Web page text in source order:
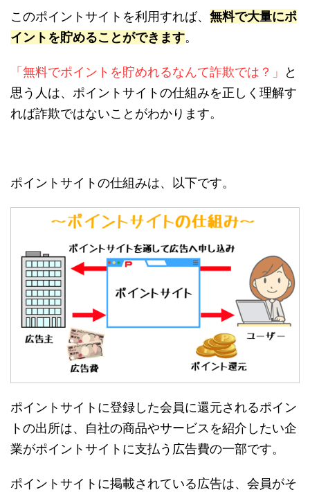
このポイントサイトを利用すれば、 無料で大量にポ
イントを貯めることができます。
「無料でポイントを貯めれるなんて詐欺では？」
と
思う人は、ポイントサイトの仕組みを正しく理解す
れば詐欺ではないことがわかります。
ポイントサイトの仕組みは、以下です。
ポイントサイトに登録した会員に還元されるポイン
トの出所は、自社の商品やサービスを紹介したい企
業がポイントサイトに支払う広告費の一部です。
ポイントサイトに掲載されている広告は、会員がそ